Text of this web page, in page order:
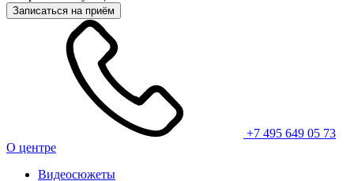
Записаться на приём
+7 495 649 05 73
О центре
Видеосюжеты